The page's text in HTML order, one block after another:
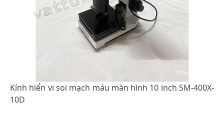
Kính hiển vi soi mạch máu màn hình 10 inch SM-400X-
10D